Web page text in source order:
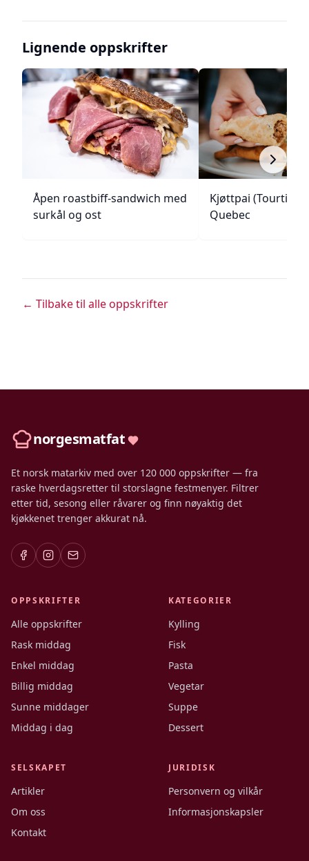
Lignende oppskrifter
Åpen roastbiff-sandwich med
surkål og ost
Kjøttpai
Quebec
← Tilbake til alle oppskrifter
norgesmatfat
Et norsk matarkiv med over 120 000 oppskrifter — fra
raske hverdagsretter til storslagne festmenyer. Filtrer
etter tid, sesong eller råvarer og finn nøyaktig det
kjøkkenet trenger akkurat nå.
OPPSKRIFTER
Alle oppskrifter
Rask middag
Enkel middag
Billig middag
Sunne middager
Middag i dag
KATEGORIER
Kylling
Fisk
Pasta
Vegetar
Suppe
Dessert
SELSKAPET
Artikler
Om oss
Kontakt
JURIDISK
Personvern og vilkår
Informasjonskapsler